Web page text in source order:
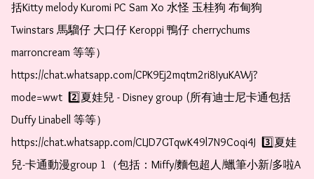
括Kitty melody Kuromi PC Sam Xo 水怪 玉桂狗 布甸狗
Twinstars 馬騮仔 大口仔 Keroppi 鴨仔 cherrychums
marroncream 等等）
https://chat.whatsapp.com/CPK9Ej2mqtm2ri8IyuKAWj?
mode=wwt  2️⃣夏娃兒 - Disney group (所有迪士尼卡通包括
Duffy Linabell 等等）
https://chat.whatsapp.com/CLJD7GTqwK49l7N9Coqi4J  3️⃣夏娃
兒-卡通動漫group 1（包括：Miffy/麵包超人/蠟筆小新/多啦A